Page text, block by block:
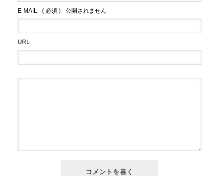
E-MAIL ( 必須 ) - 公開されません -
URL